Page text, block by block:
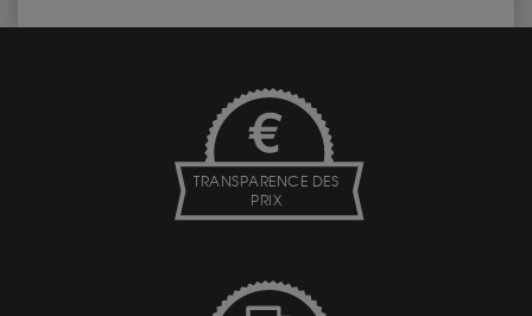
TRANSPARENCE DES
PRIX